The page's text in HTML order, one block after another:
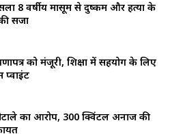
8 वर्षीय मासूम से दुष्कर्म और हत्या के
सजा
को मंजूरी, शिक्षा में सहयोग के लिए
का आरोप, 300 क्विंटल अनाज की